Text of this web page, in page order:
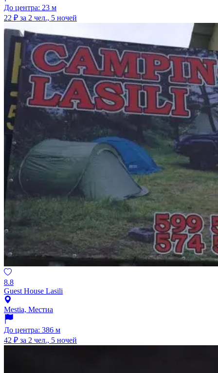
До центра: 23 м
22 ₽ за 2 чел., 5 ночей
8.8
Guest House Lasili
Mestia, Местиа
До центра: 386 м
42 ₽ за 2 чел., 5 ночей